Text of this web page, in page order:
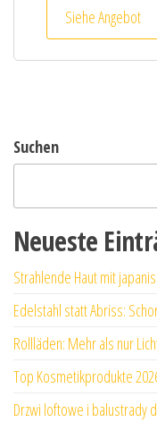
Siehe Angebot
Suchen
Neueste
Strahlende Haut mit
Edelstahl statt Abriss:
Rollläden: Mehr als nur
Top Kosmetikprodukte
Drzwi loftowe i balustrady